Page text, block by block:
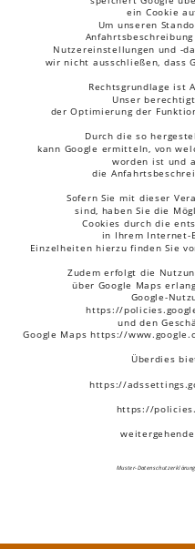
ein Cookie
Um unseren
Nutzereinstellungen und -
wir nicht ausschließen, dass
Rechtsgrundlage ist
Unser
der Optimierung der
Durch die so
kann Google ermitteln, von
worden ist und
die
Sofern Sie mit dieser
sind, haben Sie die
Cookies durch die
in Ihrem Internet-
Einzelheiten hierzu finden Sie
Zudem erfolgt die
über Google Maps
Google-
https://
und den
Google Maps https://
Überdies
https://
https://
Muster-